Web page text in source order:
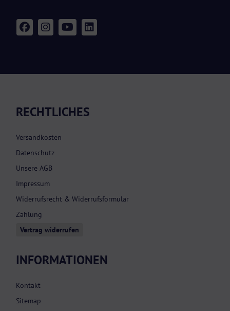
RECHTLICHES
Versandkosten
Datenschutz
Unsere AGB
Impressum
Widerrufsrecht & Widerrufsformular
Zahlung
Vertrag widerrufen
INFORMATIONEN
Kontakt
Sitemap